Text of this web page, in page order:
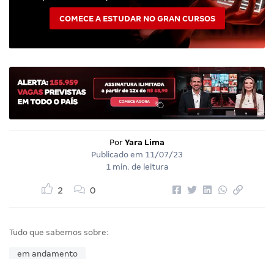
COMECE A ESTUDAR NO GRAN CURSOS
Por Yara Lima
Publicado em 11/07/23
1 min. de leitura
2 0
Tudo que sabemos sobre:
em andamento